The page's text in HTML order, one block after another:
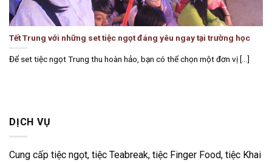
Tết Trung với những set tiệc ngọt đáng yêu ngay tại trường học
Để set tiệc ngọt Trung thu hoàn hảo, bạn có thể chọn một đơn vị [...]
DỊCH VỤ
Cung cấp tiệc ngọt, tiệc Teabreak, tiệc Finger Food, tiệc Khai